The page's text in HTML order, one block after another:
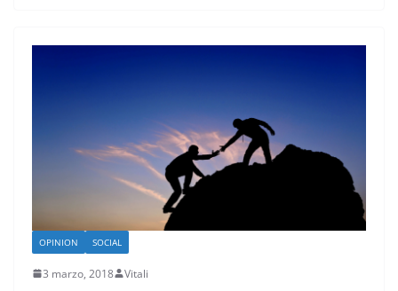
OPINION SOCIAL
3 marzo, 2018 Vitali